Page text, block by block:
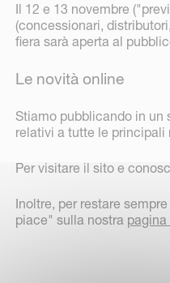
Il 12 e 13 novembre
(concessionari,
fiera sarà aperta al
Le novità online
Stiamo pubblicando in un
relativi a tutte le principali
Per visitare il sito e
Inoltre, per restare
piace" sulla nostra